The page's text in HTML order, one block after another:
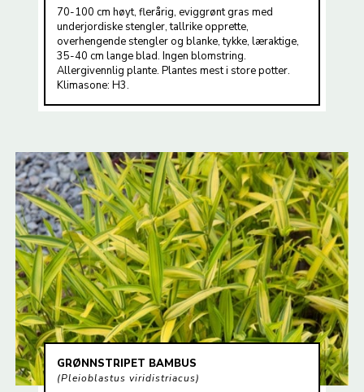
70-100 cm høyt, flerårig, eviggrønt gras med
underjordiske stengler, tallrike opprette,
overhengende stengler og blanke, tykke, læraktige,
35-40 cm lange blad. Ingen blomstring.
Allergivennlig plante. Plantes mest i store potter.
Klimasone: H3.
GRØNNSTRIPET BAMBUS
Pleioblastus viridistriacus